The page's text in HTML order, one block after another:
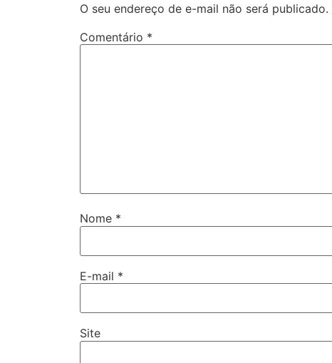
O seu endereço de e-mail não será publicado.
Comentário *
Nome *
E-mail *
Site